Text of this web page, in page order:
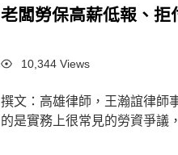
老闆勞保高薪低報、拒
Views10,344 Views
撰文：高雄律師，王瀚誼律師
的是實務上很常見的勞資爭議